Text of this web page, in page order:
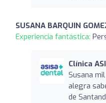
SUSANA BARQUIN
Experiencia fantástica:
Clínica
Susana
alegra
de